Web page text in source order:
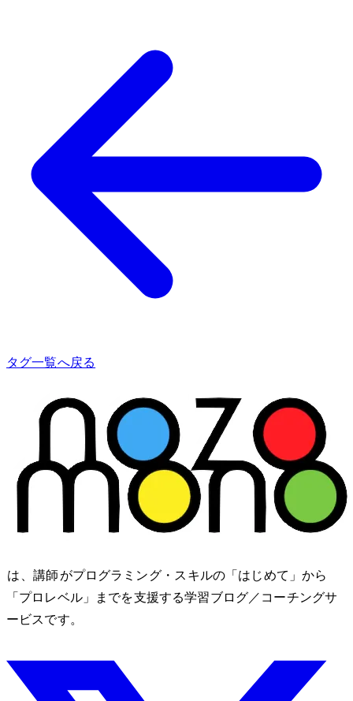
タグ一覧へ戻る
nozomono は、講師 shibomb がプログラミング・IT スキルの「はじめて」から
「プロレベル」までを支援する学習ブログ／コーチングサ
ービスです。